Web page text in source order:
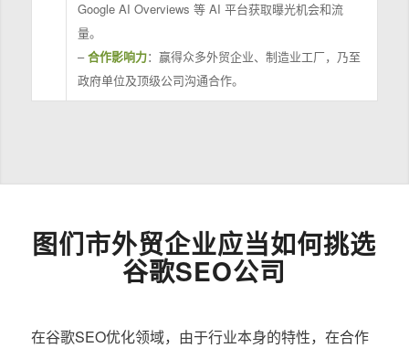
Google AI Overviews 等 AI 平台获取曝光机会和流
量。
–合作影响力：赢得众多外贸企业、制造业工厂，乃至
政府单位及顶级公司沟通合作。
图们市外贸企业应当如何挑选
谷歌SEO公司
在谷歌SEO优化领域，由于行业本身的特性，在合作